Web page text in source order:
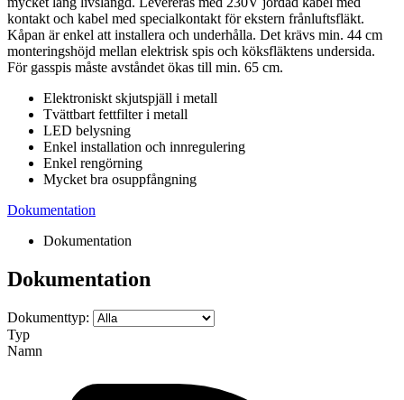
kontakt och kabel med specialkontakt för ekstern frånluftsfläkt.
Kåpan är enkel att installera och underhålla. Det krävs min. 44 cm
monteringshöjd mellan elektrisk spis och köksfläktens undersida.
För gasspis måste avståndet ökas till min. 65 cm.
Elektroniskt skjutspjäll i metall
Tvättbart fettfilter i metall
LED belysning
Enkel installation och innregulering
Enkel rengörning
Mycket bra osuppfångning
Dokumentation
Dokumentation
Dokumentation
Dokumenttyp:
Typ
Namn